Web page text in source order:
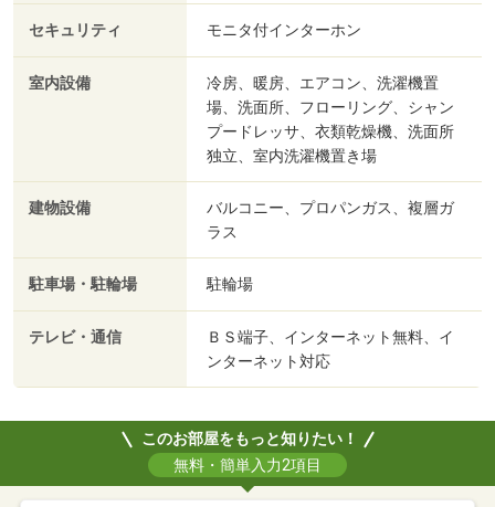
セキュリティ モニタ付インターホン
室内設備
冷房、暖房、エアコン、洗濯機置
場、洗面所、フローリング、シャン
プードレッサ、衣類乾燥機、洗面所
独立、室内洗濯機置き場
建物設備
バルコニー、プロパンガス、複層ガ
ラス
駐車場・駐輪場 駐輪場
テレビ・通信
ＢＳ端子、インターネット無料、イ
ンターネット対応
このお部屋をもっと知りたい！
無料・簡単入力2項目